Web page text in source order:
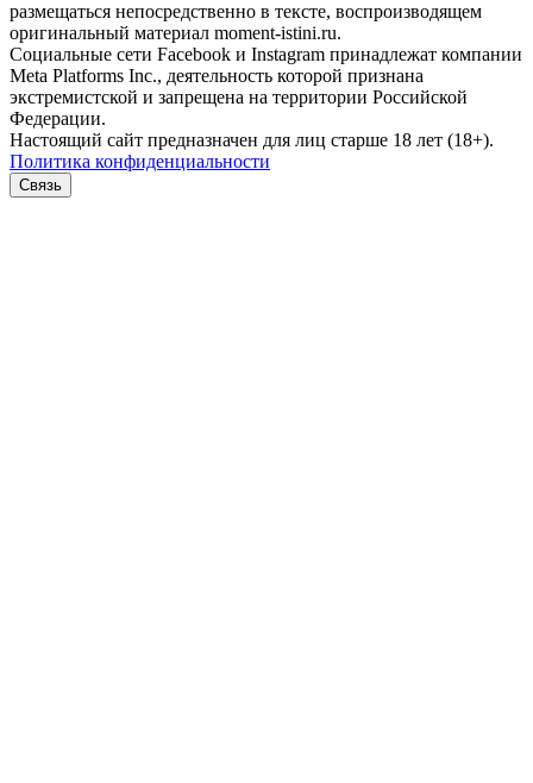
размещаться непосредственно в тексте, воспроизводящем
оригинальный материал moment-istini.ru.
Социальные сети Facebook и Instagram принадлежат компании
Meta Platforms Inc., деятельность которой признана
экстремистской и запрещена на территории Российской
Федерации.
Настоящий сайт предназначен для лиц старше 18 лет (18+).
Политика конфиденциальности
Связь